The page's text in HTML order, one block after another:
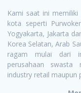
Kami saat ini
kota seperti
Yogyakarta, Jakarta
Korea Selatan, Arab
ragam mulai dari
perusahaan swasta
industry retail maupun